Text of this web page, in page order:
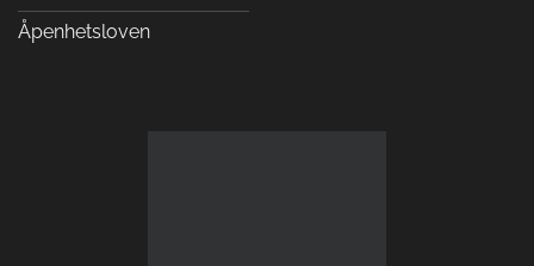
Åpenhetsloven